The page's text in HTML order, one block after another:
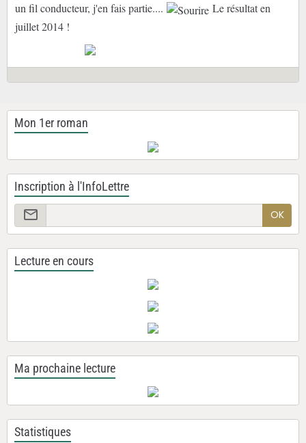
un fil conducteur, j'en fais partie....
Le résultat en
juillet 2014 !
Mon 1er roman
Inscription à l'InfoLettre
OK
Lecture en cours
Ma prochaine lecture
Statistiques